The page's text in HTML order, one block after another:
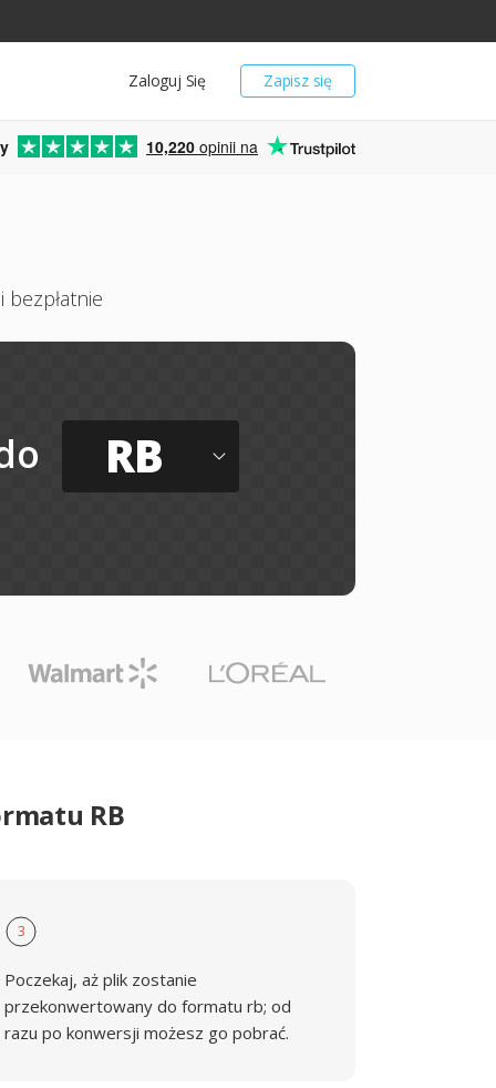
Zapisz się
Zaloguj Się
10,220 opinii na
RB
RB
3
Poczekaj, aż plik zostanie
przekonwertowany do formatu rb; od
razu po konwersji możesz go pobrać.